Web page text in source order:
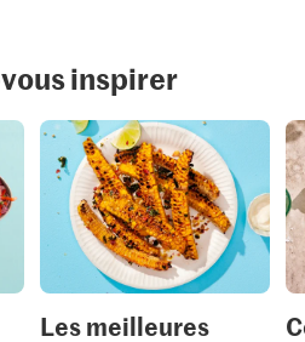
inspirer
Les meilleures